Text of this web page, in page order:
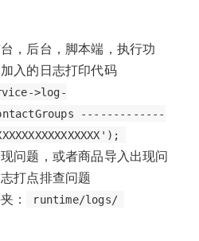
，后台，脚本端，执行功
入的日志打印代码
>log-
-------------
问题，或者商品导入出现问
打点排查问题
：
runtime/logs/